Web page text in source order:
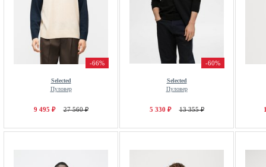
-66%
Selected
Пуловер
9 495 ₽ 27 560 ₽
-60%
Selected
Пуловер
5 330 ₽ 13 355 ₽